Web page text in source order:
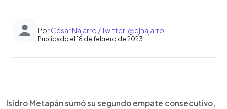
PorCésar Najarro / Twitter: @cjnajarro
Publicado el 18 de febrero de 2023
► Escuchar artículo
Isidro Metapán sumó su segundo empate consecutivo,